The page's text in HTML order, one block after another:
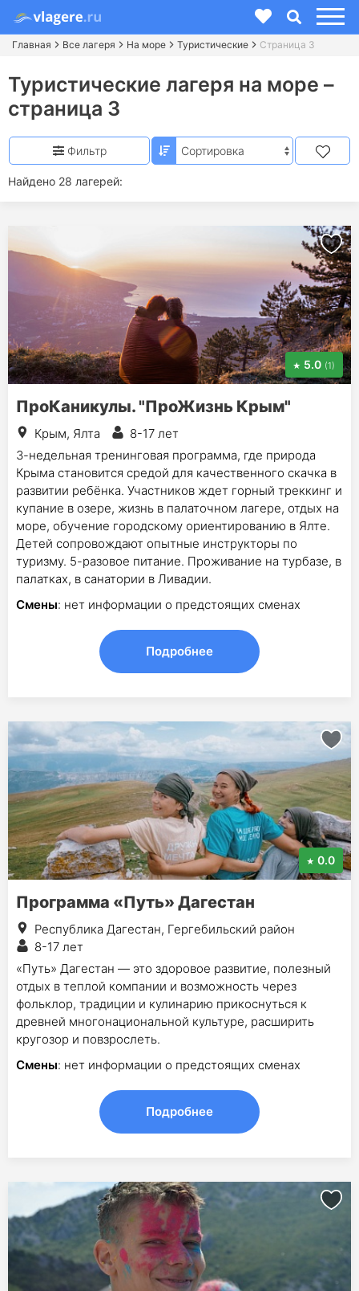
Главная Все лагеря На море Туристические Страница 3
Туристические лагеря на море –
страница 3
Найдено 28 лагерей:
Фильтр
5.0 (1)
ПроКаникулы. "ПроЖизнь Крым"
Крым, Ялта
8-17 лет
3-недельная тренинговая программа, где природа
Крыма становится средой для качественного скачка в
развитии ребёнка. Участников ждет горный треккинг и
купание в озере, жизнь в палаточном лагере, отдых на
море, обучение городскому ориентированию в Ялте.
Детей сопровождают опытные инструкторы по
туризму. 5-разовое питание. Проживание на турбазе, в
палатках, в санатории в Ливадии.
Смены: нет информации о предстоящих сменах
Подробнее
0.0
Программа «Путь» Дагестан
Республика Дагестан, Гергебильский район
8-17 лет
«Путь» Дагестан — это здоровое развитие, полезный
отдых в теплой компании и возможность через
фольклор, традиции и кулинарию прикоснуться к
древней многонациональной культуре, расширить
кругозор и повзрослеть.
Смены: нет информации о предстоящих сменах
Подробнее